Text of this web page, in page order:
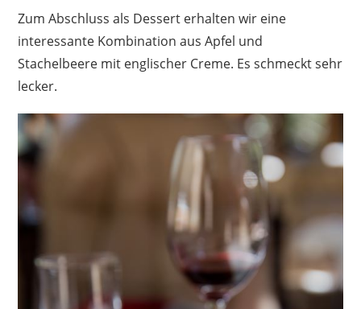
Zum Abschluss als Dessert erhalten wir eine
interessante Kombination aus Apfel und
Stachelbeere mit englischer Creme. Es schmeckt sehr
lecker.